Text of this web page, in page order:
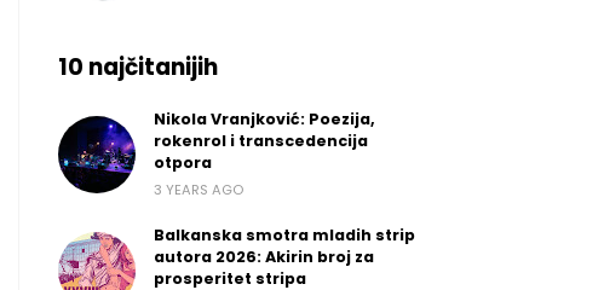
10 najčitanijih
Nikola Vranjković: Poezija,
rokenrol i transcedencija
otpora
3 YEARS AGO
Balkanska smotra mladih strip
autora 2026: Akirin broj za
prosperitet stripa